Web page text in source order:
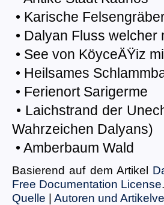
• Karische
• Dalyan Fluss
• See von KöyceÄŸiz
• Heilsames
• Ferienort Sarigerme
• Laichstrand der
Wahrzeichen Dalyans)
• Amberbaum Wald
Basierend auf dem Artikel
Free Documentation License.
Quelle | Autoren und